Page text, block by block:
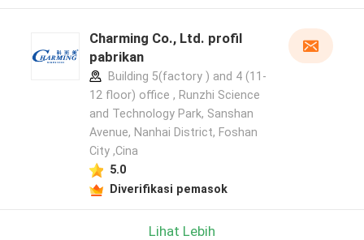
Charming Co., Ltd. profil
pabrikan
Building 5(factory ) and 4 (11-
12 floor) office , Runzhi Science
and Technology Park, Sanshan
Avenue, Nanhai District, Foshan
City ,Cina
5.0
Diverifikasi pemasok
Lihat Lebih